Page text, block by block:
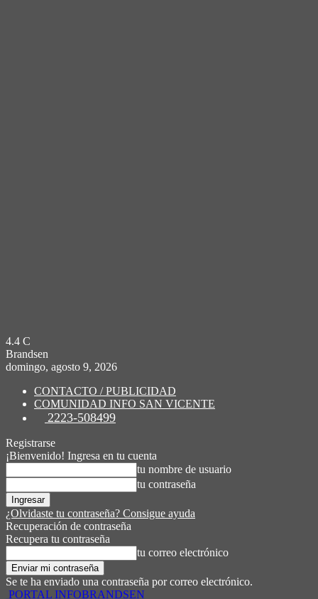
4.4 C
Brandsen
domingo, agosto 9, 2026
CONTACTO / PUBLICIDAD
COMUNIDAD INFO SAN VICENTE
2223-508499
Registrarse
¡Bienvenido! Ingresa en tu cuenta
tu nombre de usuario
tu contraseña
¿Olvidaste tu contraseña? Consigue ayuda
Recuperación de contraseña
Recupera tu contraseña
tu correo electrónico
Se te ha enviado una contraseña por correo electrónico.
PORTAL INFOBRANDSEN